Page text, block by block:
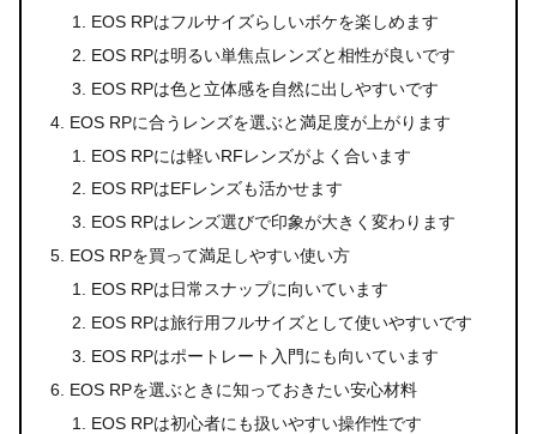
EOS RPはフルサイズらしいボケを楽しめます
EOS RPは明るい単焦点レンズと相性が良いです
EOS RPは色と立体感を自然に出しやすいです
EOS RPに合うレンズを選ぶと満足度が上がります
EOS RPには軽いRFレンズがよく合います
EOS RPはEFレンズも活かせます
EOS RPはレンズ選びで印象が大きく変わります
EOS RPを買って満足しやすい使い方
EOS RPは日常スナップに向いています
EOS RPは旅行用フルサイズとして使いやすいです
EOS RPはポートレート入門にも向いています
EOS RPを選ぶときに知っておきたい安心材料
EOS RPは初心者にも扱いやすい操作性です